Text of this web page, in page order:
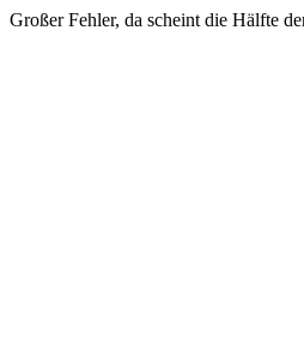
Großer Fehler, da scheint die Hälfte